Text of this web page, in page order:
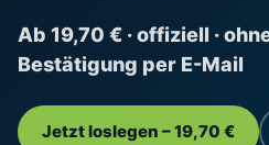
Ab 19,70 € · offiziell ·
Bestätigung per E-Mail
Jetzt loslegen – 19,70 €